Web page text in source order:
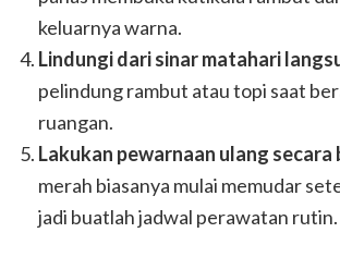
keluarnya warna.
Lindungi dari sinar matahari
pelindung rambut atau topi saat
ruangan.
Lakukan pewarnaan ulang secara
merah biasanya mulai memudar
jadi buatlah jadwal perawatan rutin.